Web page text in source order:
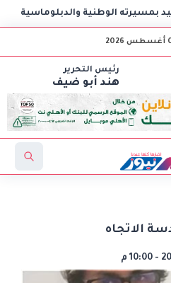
الوطنية والدبلوماسية
رئيس التحرير
هند أبو ضيف
الاتجاه